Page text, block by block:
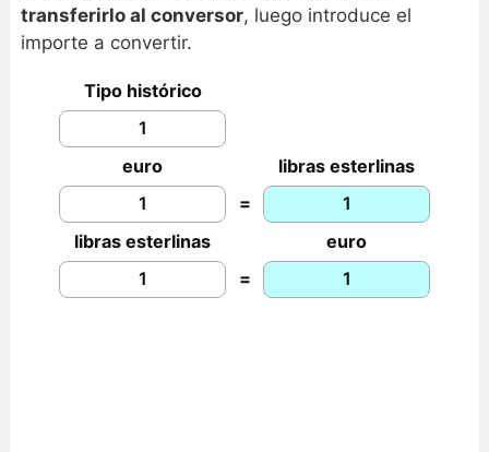
transferirlo al conversor, luego introduce el
importe a convertir.
Tipo histórico
euro
libras esterlinas
=
libras esterlinas
euro
=